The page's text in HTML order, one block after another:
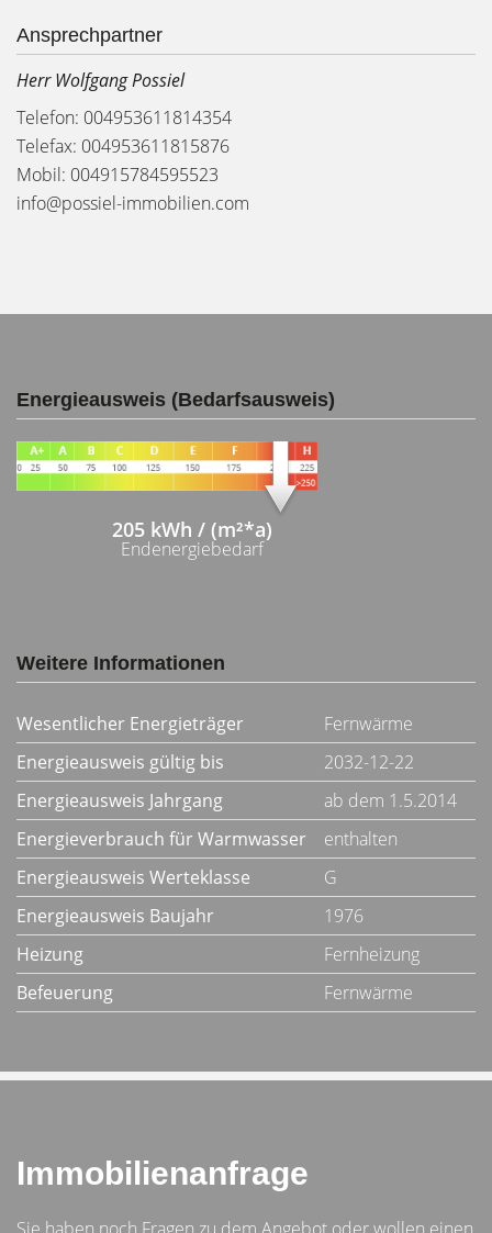
Ansprechpartner
Herr Wolfgang Possiel
Telefon: 004953611814354
Telefax: 004953611815876
Mobil: 004915784595523
info@possiel-immobilien.com
Energieausweis (Bedarfsausweis)
205 kWh / (m²*a)
Endenergiebedarf
Weitere Informationen
Wesentlicher Energieträger
Fernwärme
Energieausweis gültig bis
2032-12-22
Energieausweis Jahrgang
ab dem 1.5.2014
Energieverbrauch für Warmwasser
enthalten
Energieausweis Werteklasse
G
Energieausweis Baujahr
1976
Heizung
Fernheizung
Befeuerung
Fernwärme
Immobilienanfrage